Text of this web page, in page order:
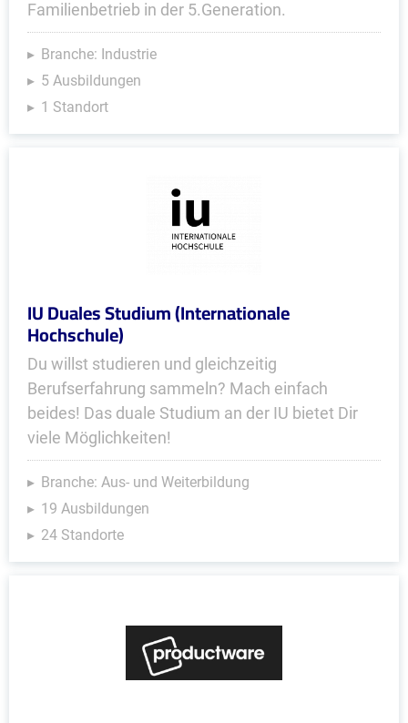
Familienbetrieb in der 5.Generation.
Branche: Industrie
5 Ausbildungen
1 Standort
IU Duales Studium (Internationale
Hochschule)
Du willst studieren und gleichzeitig
Berufserfahrung sammeln? Mach einfach
beides! Das duale Studium an der IU bietet Dir
viele Möglichkeiten!
Branche: Aus- und Weiterbildung
19 Ausbildungen
24 Standorte